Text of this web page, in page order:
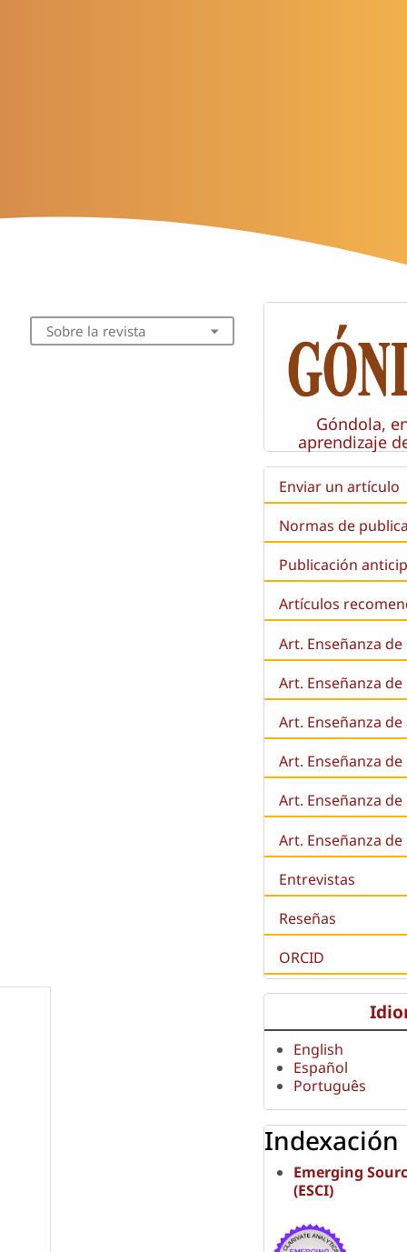
Sobre la revista
Góndola,
aprendizaje
Enviar un artículo
Normas de
Publicación
Artículos
Art. Enseñanza
Art. Enseñanza
Art. Enseñanza de
Art. Enseñanza de
Art. Enseñanza
Art. Enseñanza
Entrevistas
Reseñas
ORCID
English
Español
Português
Indexación
Emerging
(ESCI)